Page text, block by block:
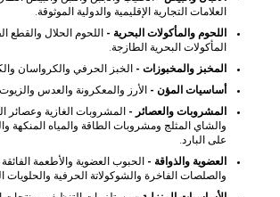
العلامات التجارية الإقليمية والدولية الموثوقة.
اللحوم والمأكولات البحرية - اللحوم الحلال والقطع
المأكولات البحرية الطازجة.
المخبز والمخبوزات - الخبز الحرفي والكرواسان
أساسيات المؤن - الأرز والمعكرونة والعدس
المشروبات والعصائر - المشروبات الغازية
والشاي المثلج ومشروبات الطاقة والمياه المنكهة
على البارد.
العضوية والذواقة - الحبوب العضوية والأطعمة
والصلصات الفاخرة والشوكولاتة الحرفية والحلويات